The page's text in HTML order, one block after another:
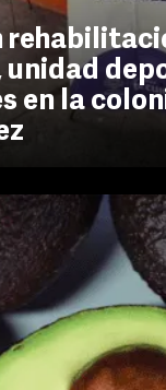
unidad
en la